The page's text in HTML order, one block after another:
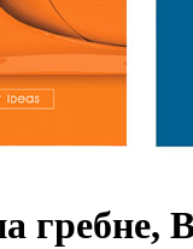
гребне,